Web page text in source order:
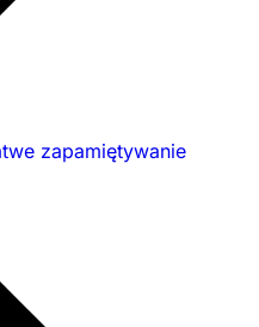
zapamiętywanie